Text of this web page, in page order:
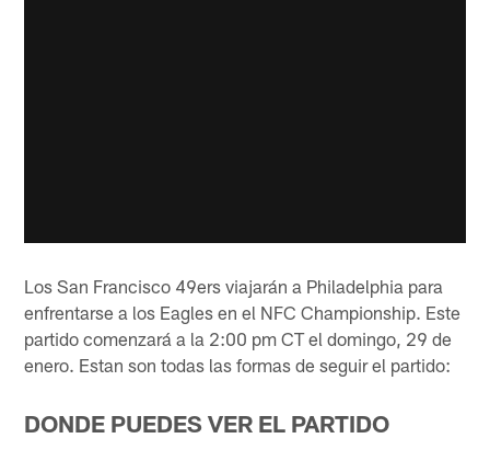
Los San Francisco 49ers viajarán a Philadelphia para
enfrentarse a los Eagles en el NFC Championship. Este
partido comenzará a la 2:00 pm CT el domingo, 29 de
enero. Estan son todas las formas de seguir el partido:
DONDE PUEDES VER EL PARTIDO